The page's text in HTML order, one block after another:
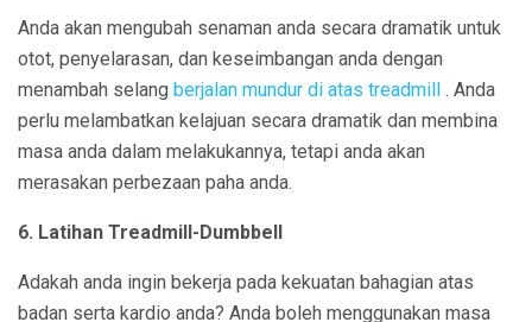
Anda akan mengubah senaman anda secara dramatik untuk
otot, penyelarasan, dan keseimbangan anda dengan
menambah selang berjalan mundur di atas treadmill
. Anda
perlu melambatkan kelajuan secara dramatik dan membina
masa anda dalam melakukannya, tetapi anda akan
merasakan perbezaan paha anda.
6. Latihan Treadmill-Dumbbell
Adakah anda ingin bekerja pada kekuatan bahagian atas
badan serta kardio anda? Anda boleh menggunakan masa